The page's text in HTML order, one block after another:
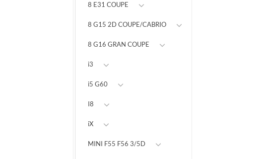
8 E31 COUPE
8 G15 2D COUPE/CABRIO
8 G16 GRAN COUPE
i3
i5 G60
I8
iX
MINI F55 F56 3/5D